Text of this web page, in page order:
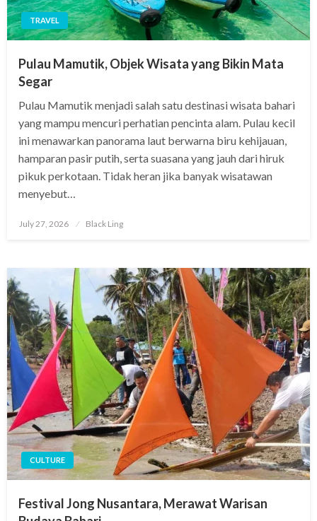
TRAVEL
Pulau Mamutik, Objek Wisata yang Bikin Mata
Segar
Pulau Mamutik menjadi salah satu destinasi wisata bahari
yang mampu mencuri perhatian pencinta alam. Pulau kecil
ini menawarkan panorama laut berwarna biru kehijauan,
hamparan pasir putih, serta suasana yang jauh dari hiruk
pikuk perkotaan. Tidak heran jika banyak wisatawan
menyebut…
Posted
July 27, 2026 Black Ling
CULTURE
Festival Jong Nusantara, Merawat Warisan